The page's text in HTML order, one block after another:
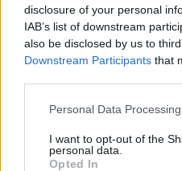
disclosure of your personal
IAB’s list of downstream
also be disclosed by us to
Downstream Participants that
Personal Data
I want to opt-out of the
personal data.
Opted In
Žiūrimiausi